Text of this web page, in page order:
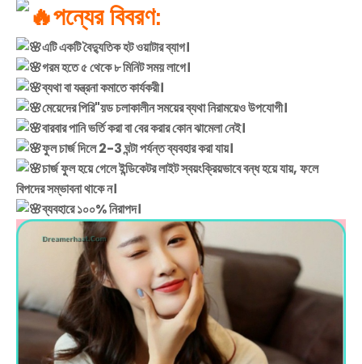
পন্যের বিবরণ:
এটি একটি বৈদ্যুতিক হট ওয়াটার ব্যাগ।
গরম হতে ৫ থেকে ৮ মিনিট সময় লাগে।
ব্যথা বা যন্ত্রনা কমাতে কার্যকরী।
মেয়েদের পিরি"য়ড চলাকালীন সময়ের ব্যথা নিরাময়েও উপযোগী।
বারবার পানি ভর্তি করা বা বের করার কোন ঝামেলা নেই।
ফুল চার্জ দিলে 2-3 ঘন্টা পর্যন্ত ব্যবহার করা যায়।
চার্জ ফুল হয়ে গেলে ইন্ডিকেটর লাইট স্বয়ংক্রিয়ভাবে বন্ধ হয়ে যায়, ফলে
বিপদের সম্ভাবনা থাকে ন।
ব্যবহারে ১০০% নিরাপদ।